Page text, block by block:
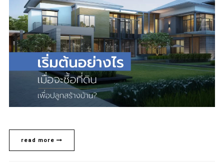
read more